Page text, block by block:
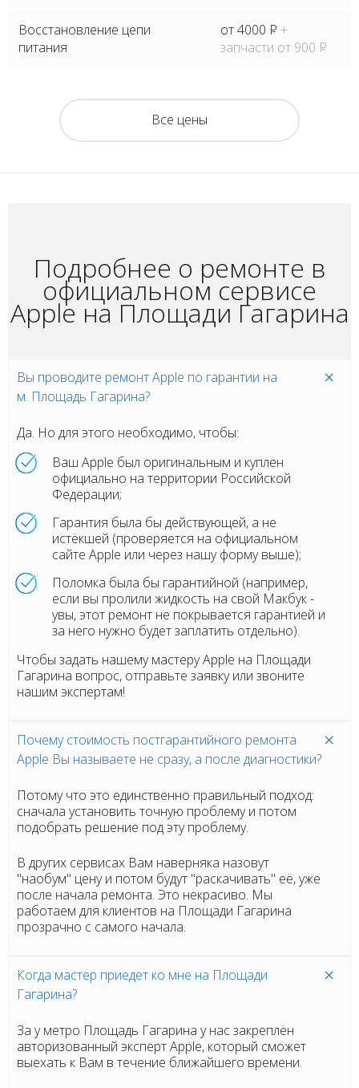
Восстановление цепи
питания
от 4000 P +
запчасти от 900 P
Все цены
Подробнее о ремонте в
официальном сервисе
Apple на Площади Гагарина
Вы проводите ремонт Apple по гарантии на
м. Площадь Гагарина?
Да. Но для этого необходимо, чтобы:
Ваш Apple был оригинальным и куплен
официально на территории Российской
Федерации;
Гарантия была бы действующей, а не
истёкшей (проверяется на официальном
сайте Apple или через нашу форму выше);
Поломка была бы гарантийной (например,
если вы пролили жидкость на свой Макбук -
увы, этот ремонт не покрывается гарантией и
за него нужно будет заплатить отдельно).
Чтобы задать нашему мастеру Apple на Площади
Гагарина вопрос, отправьте заявку или звоните
нашим экспертам!
Почему стоимость постгарантийного ремонта
Apple Вы называете не сразу, а после диагностики?
Потому что это единственно правильный подход:
сначала установить точную проблему и потом
подобрать решение под эту проблему.
В других сервисах Вам наверняка назовут
"наобум" цену и потом будут "раскачивать" её, уже
после начала ремонта. Это некрасиво. Мы
работаем для клиентов на Площади Гагарина
прозрачно с самого начала.
Когда мастер приедет ко мне на Площади
Гагарина?
За у метро Площадь Гагарина у нас закреплён
авторизованный эксперт Apple, который сможет
выехать к Вам в течение ближайшего времени.